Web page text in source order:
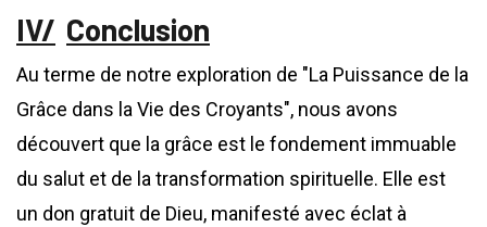
Conclusion
Au terme de notre exploration de "La Puissance de la
Grâce dans la Vie des Croyants", nous avons
découvert que la grâce est le fondement immuable
du salut et de la transformation spirituelle. Elle est
un don gratuit de Dieu, manifesté avec éclat à